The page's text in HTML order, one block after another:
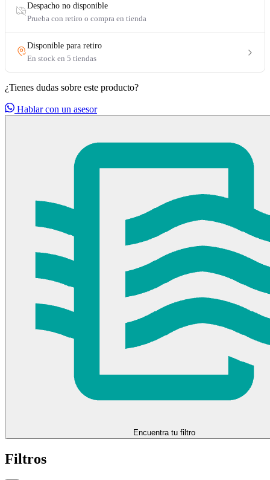
¿Tienes dudas sobre este producto?
Hablar con un asesor
Encuentra tu filtro
Filtros